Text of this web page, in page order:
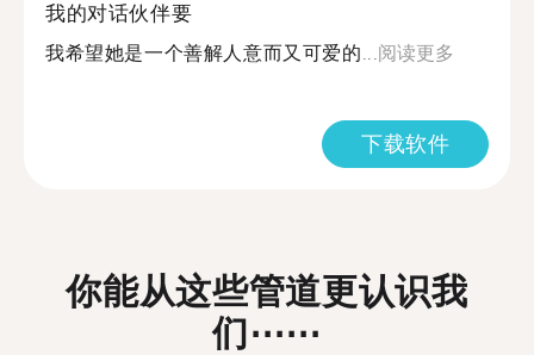
我的对话伙伴要
我希望她是一个善解人意而又可爱的...阅读更多
下载软件
你能从这些管道更认识我
们⋯⋯